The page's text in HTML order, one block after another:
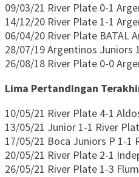
09/03/21 River Plate 0-1
14/12/20 River Plate 1-1
06/04/20 River Plate BATAL
28/07/19 Argentinos Juniors
26/08/18 River Plate 0-0
Lima Pertandingan
10/05/21 River Plate 4-1
13/05/21 Junior 1-1 River
17/05/21 Boca Juniors P 1-1
20/05/21 River Plate 2-1
26/05/21 River Plate 1-3